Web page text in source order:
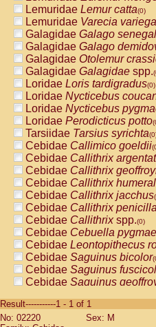
Lemuridae Lemur catta(0)
Lemuridae Varecia
Galagidae Galago
Galagidae Galago
Galagidae Otolemur
Galagidae Galagidae spp.
Loridae Loris tardigradus(0)
Loridae Nycticebus
Loridae Nycticebus
Loridae Perodicticus potto
Tarsiidae Tarsius syrichta
Cebidae Callimico goeldii
Cebidae Callithrix
Cebidae Callithrix
Cebidae Callithrix
Cebidae Callithrix jacchus
Cebidae Callithrix
Cebidae Callithrixspp.(0)
Cebidae Cebuella
Cebidae Leontopithecus
Cebidae Saguinus bicolor
Cebidae Saguinus
Cebidae Saguinus
CebidaeSaguinus
Cebidae Saguinus
Result-----------1 - 1 of 1
No: 02220
Sex: M